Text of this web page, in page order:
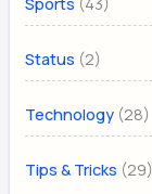
Status (2)
Technology (28)
Tips & Tricks (29)